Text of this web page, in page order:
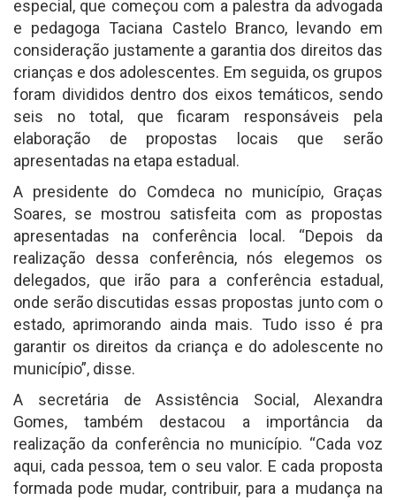
especial, que começou com a palestra da advogada
e pedagoga Taciana Castelo Branco, levando em
consideração justamente a garantia dos direitos das
crianças e dos adolescentes. Em seguida, os grupos
foram divididos dentro dos eixos temáticos, sendo
seis no total, que ficaram responsáveis pela
elaboração de propostas locais que serão
apresentadas na etapa estadual.
A presidente do Comdeca no município, Graças
Soares, se mostrou satisfeita com as propostas
apresentadas na conferência local. “Depois da
realização dessa conferência, nós elegemos os
delegados, que irão para a conferência estadual,
onde serão discutidas essas propostas junto com o
estado, aprimorando ainda mais. Tudo isso é pra
garantir os direitos da criança e do adolescente no
município”, disse.
A secretária de Assistência Social, Alexandra
Gomes, também destacou a importância da
realização da conferência no município. “Cada voz
aqui, cada pessoa, tem o seu valor. E cada proposta
formada pode mudar, contribuir, para a mudança na